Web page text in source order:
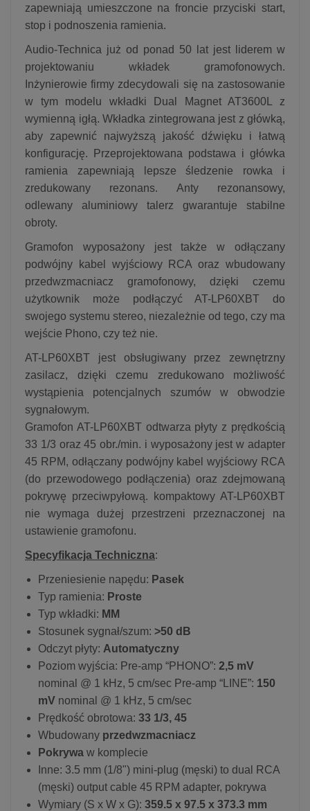
zapewniają umieszczone na froncie przyciski start,
stop i podnoszenia ramienia.
Audio-Technica już od ponad 50 lat jest liderem w
projektowaniu wkładek gramofonowych.
Inżynierowie firmy zdecydowali się na zastosowanie
w tym modelu wkładki Dual Magnet AT3600L z
wymienną igłą. Wkładka zintegrowana jest z główką,
aby zapewnić najwyższą jakość dźwięku i łatwą
konfigurację. Przeprojektowana podstawa i główka
ramienia zapewniają lepsze śledzenie rowka i
zredukowany rezonans. Anty rezonansowy,
odlewany aluminiowy talerz gwarantuje stabilne
obroty.
Gramofon wyposażony jest także w odłączany
podwójny kabel wyjściowy RCA oraz wbudowany
przedwzmacniacz gramofonowy, dzięki czemu
użytkownik może podłączyć AT-LP60XBT do
swojego systemu stereo, niezależnie od tego, czy ma
wejście Phono, czy też nie.
AT-LP60XBT jest obsługiwany przez zewnętrzny
zasilacz, dzięki czemu zredukowano możliwość
wystąpienia potencjalnych szumów w obwodzie
sygnałowym.
Gramofon AT-LP60XBT odtwarza płyty z prędkością
33 1/3 oraz 45 obr./min. i wyposażony jest w adapter
45 RPM, odłączany podwójny kabel wyjściowy RCA
(do przewodowego podłączenia) oraz zdejmowaną
pokrywę przeciwpyłową. kompaktowy AT-LP60XBT
nie wymaga dużej przestrzeni przeznaczonej na
ustawienie gramofonu.
Specyfikacja Techniczna:
Przeniesienie napędu: Pasek
Typ ramienia: Proste
Typ wkładki: MM
Stosunek sygnał/szum: >50 dB
Odczyt płyty: Automatyczny
Poziom wyjścia: Pre-amp “PHONO”: 2,5 mV
nominal @ 1 kHz, 5 cm/sec Pre-amp “LINE”: 150
mV nominal @ 1 kHz, 5 cm/sec
Prędkość obrotowa: 33 1/3, 45
Wbudowany przedwzmacniacz
Pokrywa w komplecie
Inne: 3.5 mm (1/8") mini-plug (męski) to dual RCA
(męski) output cable 45 RPM adapter, pokrywa
Wymiary (S x W x G): 359.5 x 97.5 x 373.3 mm